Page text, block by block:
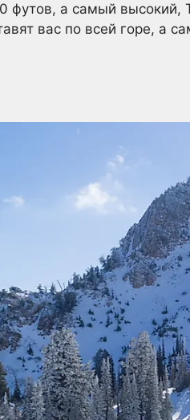
футов, а самый высокий,
вас по всей горе, а